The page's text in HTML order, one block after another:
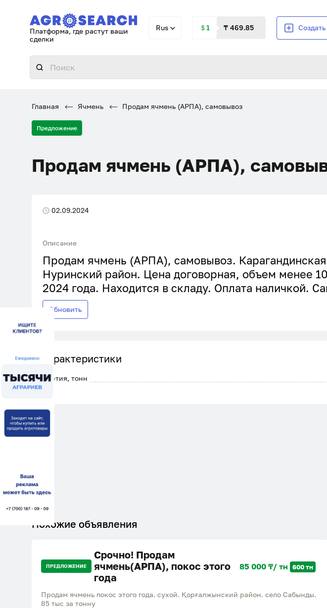
Платформа, где растут ваши
сделки
Rus ＄1 ₸ 469.85
Главная Ячмень Продам ячмень (АРПА), самовывоз
Предложение
Продам ячмень (АРПА),
02.09.2024
Описание
Продам ячмень (АРПА), самовывоз. Карагандинская
Нуринский район. Цена договорная, объем менее
2024 года. Находится в складу. Оплата наличкой.
Обновить
Характеристики
Партия, тонн
Похожие объявления
ПРЕДЛОЖЕНИЕ
Срочно! Продам
ячмень(АРПА), покос этого
года
85 000 ₸/ тн 600 тн
Продам ячмень покос этого года. сухой. Қорғалжынский район. село Сабынды.
85 тыс за тонну